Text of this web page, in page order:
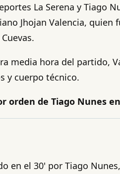
La Serena y Tiago
Jhojan Valencia,
media hora del partido,
y cuerpo técnico.
orden de Tiago Nunes
en el 30' por Tiago